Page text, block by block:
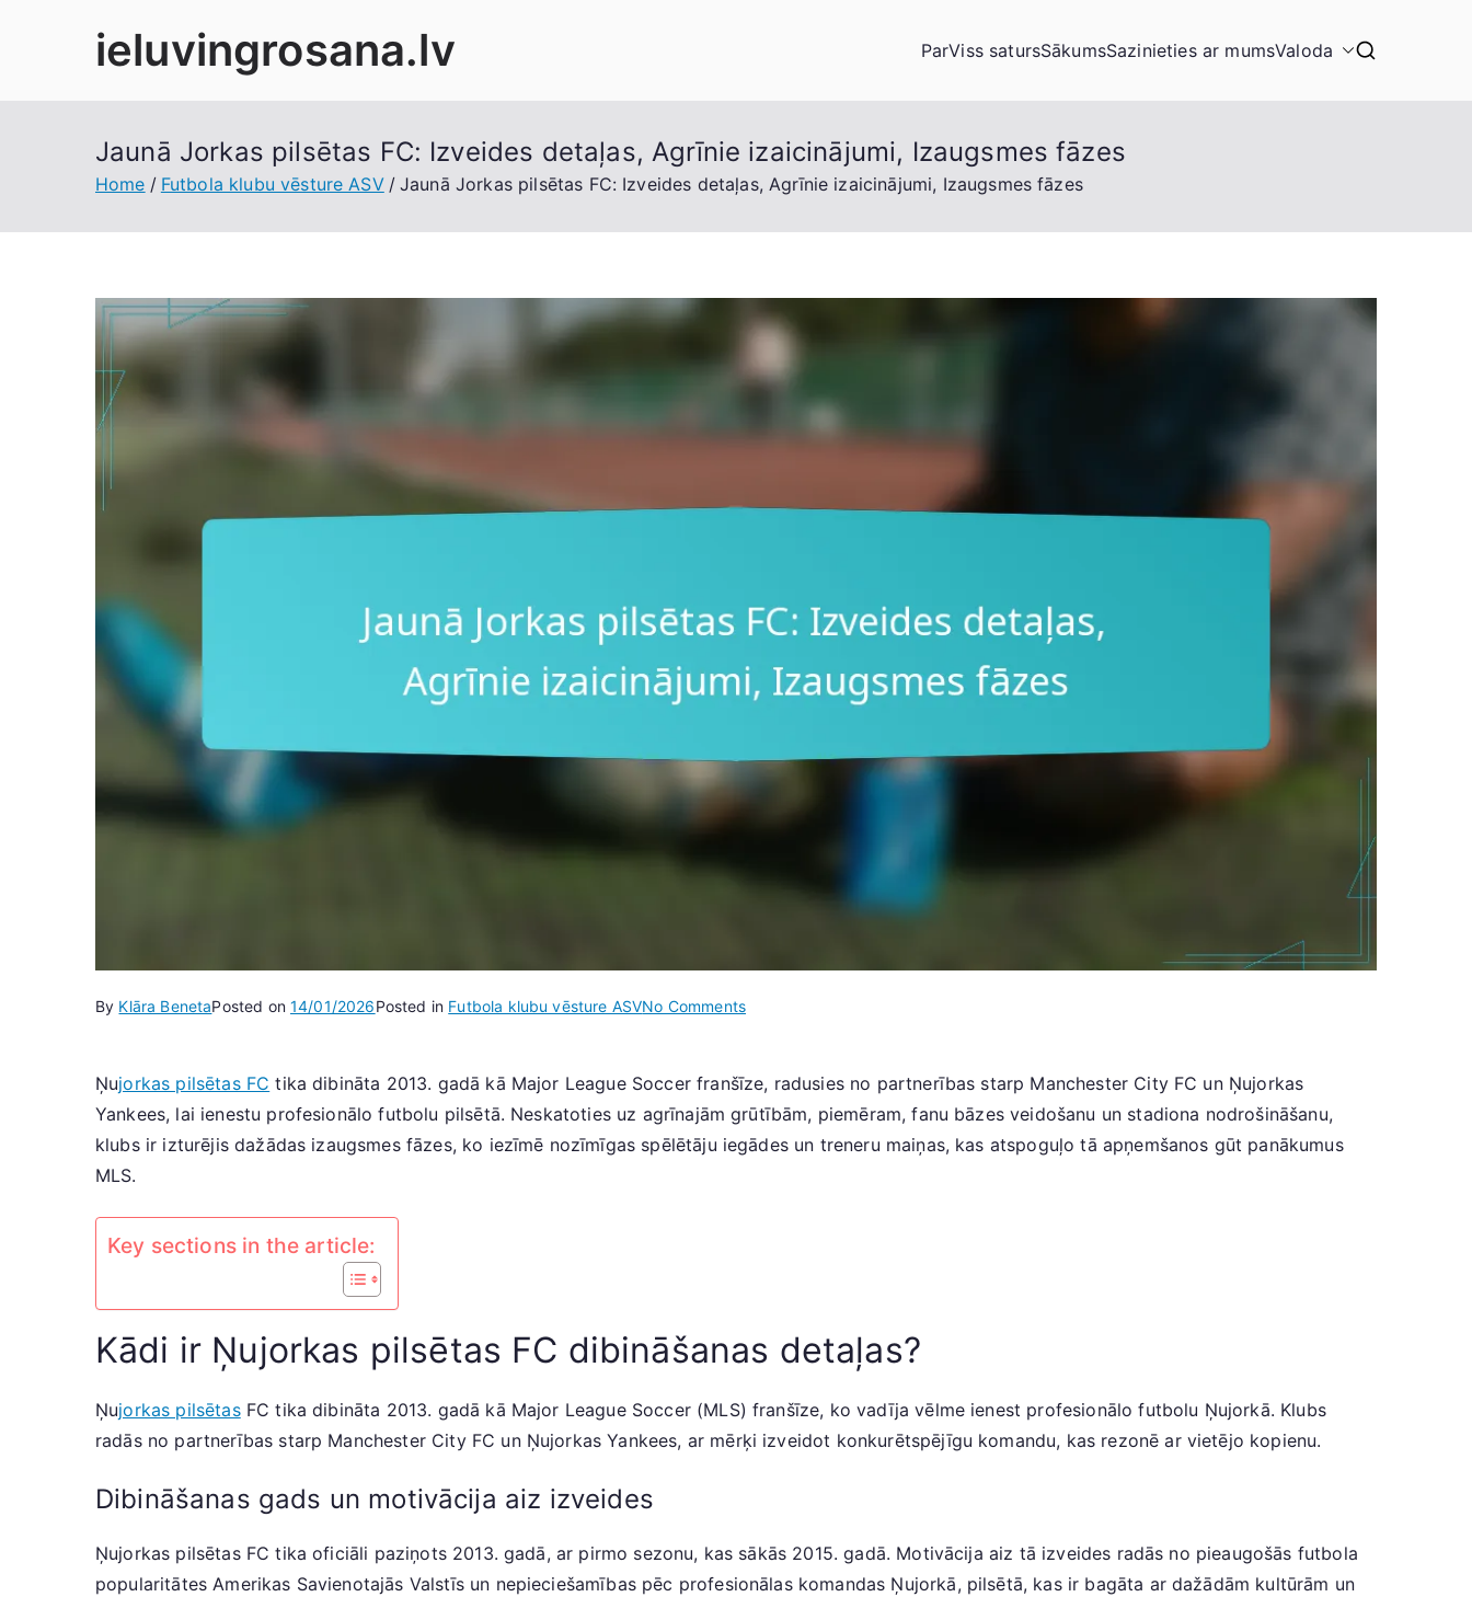
ieluvingrosana.lv ParViss satursSākumsSazinieties ar mumsValoda
Jaunā Jorkas pilsētas FC: Izveides detaļas, Agrīnie izaicinājumi, Izaugsmes fāzes
Home Futbola klubu vēsture ASV Jaunā Jorkas pilsētas FC: Izveides detaļas, Agrīnie izaicinājumi, Izaugsmes fāzes
By Klāra BenetaPosted on14/01/2026Posted in Futbola klubu vēsture ASVNo Commentson
pilsētas
FC:
Izveides
Ņujorkas pilsētas FC tika dibināta 2013. gadā kā Major League Soccer franšīze, radusies no partnerības starp Manchester City FC un Ņujorkas
Yankees, lai ienestu profesionālo futbolu pilsētā. Neskatoties uz agrīnajām grūtībām, piemēram, fanu bāzes veidošanu un stadiona nodrošināšanu,
klubs ir izturējis dažādas izaugsmes fāzes, ko iezīmē nozīmīgas spēlētāju iegādes un treneru maiņas, kas atspoguļo tā apņemšanos gūt panākumus
MLS.
Key sections in the article:
Kādi ir Ņujorkas pilsētas FC dibināšanas detaļas?
Ņujorkas pilsētasFC tika dibināta 2013. gadā kā Major League Soccer (MLS) franšīze, ko vadīja vēlme ienest profesionālo futbolu Ņujorkā. Klubs
radās no partnerības starp Manchester City FC un Ņujorkas Yankees, ar mērķi izveidot konkurētspējīgu komandu, kas rezonē ar vietējo kopienu.
Dibināšanas gads un motivācija aiz izveides
Ņujorkas pilsētas FC tika oficiāli paziņots 2013. gadā, ar pirmo sezonu, kas sākās 2015. gadā. Motivācija aiz tā izveides radās no pieaugošās futbola
popularitātes Amerikas Savienotajās Valstīs un nepieciešamības pēc profesionālas komandas Ņujorkā, pilsētā, kas ir bagāta ar dažādām kultūrām un